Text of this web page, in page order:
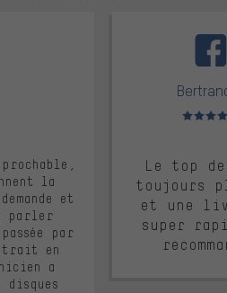
5 sur 5
la
et
parler
par
en
a
disques
Note
Le top
toujours
et une
super